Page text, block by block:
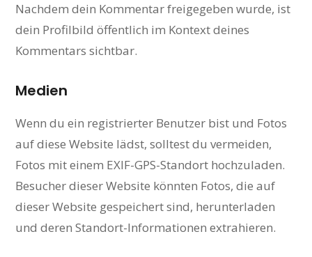
Nachdem dein Kommentar freigegeben wurde, ist
dein Profilbild öffentlich im Kontext deines
Kommentars sichtbar.
Medien
Wenn du ein registrierter Benutzer bist und Fotos
auf diese Website lädst, solltest du vermeiden,
Fotos mit einem EXIF-GPS-Standort hochzuladen.
Besucher dieser Website könnten Fotos, die auf
dieser Website gespeichert sind, herunterladen
und deren Standort-Informationen extrahieren.